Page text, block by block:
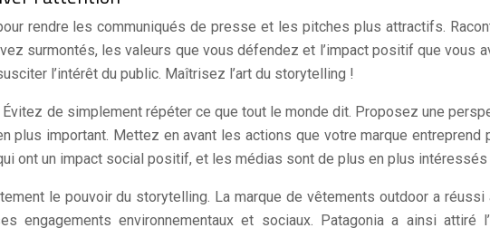
rendre les communiqués de presse et les pitches plus attractifs.
surmontés, les valeurs que vous défendez et l’impact positif que vous
l’intérêt du public. Maîtrisez l’art du storytelling !
de simplement répéter ce que tout le monde dit. Proposez une
plus important. Mettez en avant les actions que votre marque
ont un impact social positif, et les médias sont de plus en plus
le pouvoir du storytelling. La marque de vêtements outdoor a
engagements environnementaux et sociaux. Patagonia a ainsi